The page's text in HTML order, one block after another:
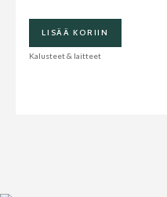
LISÄÄ KORIIN
Kalusteet & laitteet